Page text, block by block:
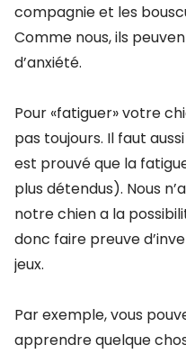
compagnie et les
Comme nous, ils
d’anxiété.
Pour «fatiguer» votre
pas toujours. Il faut
est prouvé que la
plus détendus). Nous
notre chien a la
donc faire preuve
jeux.
Par exemple, vous
apprendre quelque